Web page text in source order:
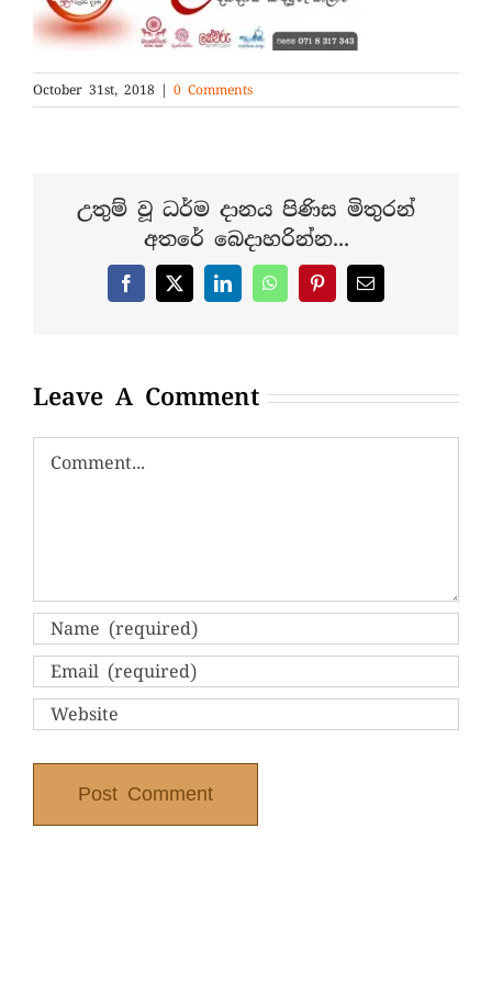
October 31st, 2018 | 0 Comments
උතුම් වූ ධර්ම දානය පිණිස මිතුරන්
අතරේ බෙදාහරින්න...
Facebook
X LinkedInWhatsAppPinterestEmail
Leave A Comment
Comment